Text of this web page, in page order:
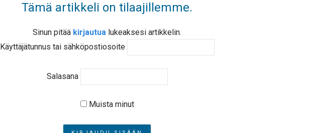
Tämä artikkeli on tilaajillemme.
Sinun pitää kirjautua lukeaksesi artikkelin.
Käyttäjätunnus tai sähköpostiosoite
Salasana
Muista minut